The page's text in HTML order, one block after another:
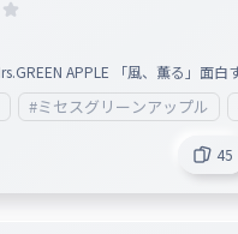
APPLE 「風、薫る」面白
#ミセスグリーンアップル
45